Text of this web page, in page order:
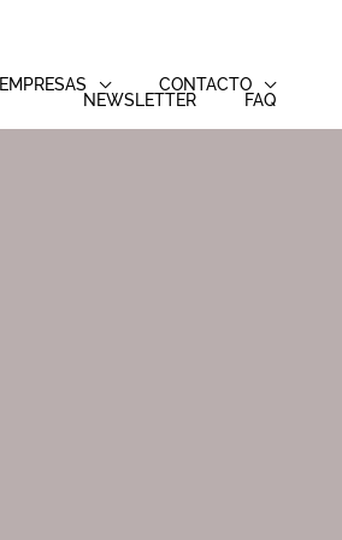
EMPRESAS
CONTACTO
NEWSLETTER
FAQ